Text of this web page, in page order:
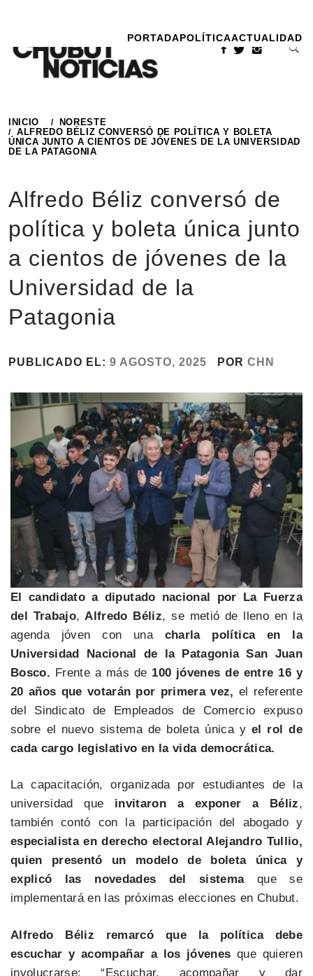
contenido
PORTADAPOLÍTICAACTUALIDAD
INICIO
NORESTE
ALFREDO BÉLIZ CONVERSÓ DE POLÍTICA Y BOLETA
ÚNICA JUNTO A CIENTOS DE JÓVENES DE LA UNIVERSIDAD
DE LA PATAGONIA
Alfredo Béliz conversó de
política y boleta única junto
a cientos de jóvenes de la
Universidad de la
Patagonia
PUBLICADO EL: 9 AGOSTO, 2025 POR CHN
El candidato a diputado nacional por La Fuerza
del Trabajo, Alfredo Béliz, se metió de lleno en la
agenda jóven con una charla política en la
Universidad Nacional de la Patagonia San Juan
Bosco. Frente a más de 100 jóvenes de entre 16 y
20 años que votarán por primera vez, el referente
del Sindicato de Empleados de Comercio expuso
sobre el nuevo sistema de boleta única y el rol de
cada cargo legislativo en la vida democrática.
La capacitación, organizada por estudiantes de la
universidad que invitaron a exponer a Béliz,
también contó con la participación del abogado y
especialista en derecho electoral Alejandro Tullio,
quien presentó un modelo de boleta única y
explicó las novedades del sistemaque se
implementará en las próximas elecciones en Chubut.
Alfredo Béliz remarcó que la política debe
escuchar y acompañar a los jóvenes que quieren
involucrarse: “Escuchar, acompañar y dar